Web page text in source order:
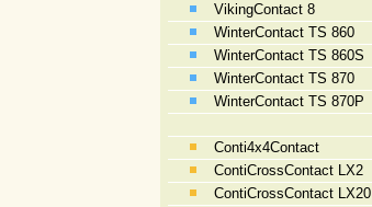
VikingContact 8
WinterContact TS 860
WinterContact TS 860S
WinterContact TS 870
WinterContact TS 870P
Conti4x4Contact
ContiCrossContact LX2
ContiCrossContact LX20